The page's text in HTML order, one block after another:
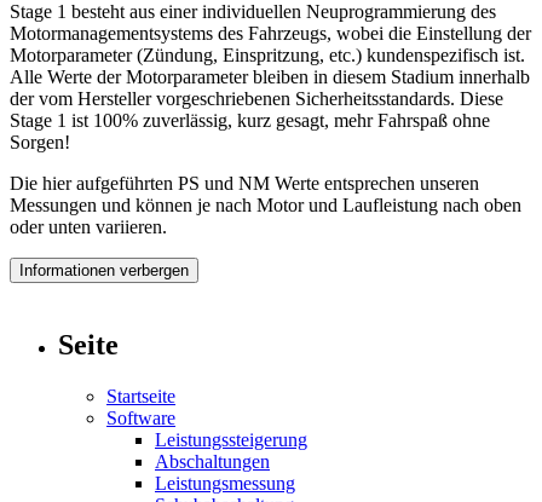
Stage 1 besteht aus einer individuellen Neuprogrammierung des
Motormanagementsystems des Fahrzeugs, wobei die Einstellung der
Motorparameter (Zündung, Einspritzung, etc.) kundenspezifisch ist.
Alle Werte der Motorparameter bleiben in diesem Stadium innerhalb
der vom Hersteller vorgeschriebenen Sicherheitsstandards. Diese
Stage 1 ist 100% zuverlässig, kurz gesagt, mehr Fahrspaß ohne
Sorgen!
Die hier aufgeführten PS und NM Werte entsprechen unseren
Messungen und können je nach Motor und Laufleistung nach oben
oder unten variieren.
Informationen verbergen
Seite
Startseite
Software
Leistungssteigerung
Abschaltungen
Leistungsmessung